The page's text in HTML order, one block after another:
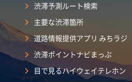
渋滞予測ルート検索
主要な渋滞箇所
道路情報提供アプリ みちラジ
渋滞ポイントナビまっぷ
目で見るハイウェイテレホン